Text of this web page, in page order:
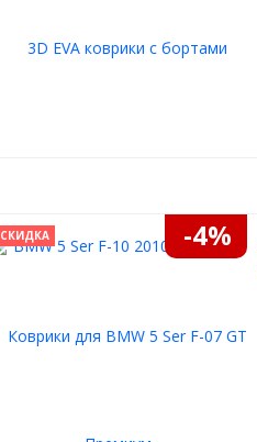
СКИДКА -4%